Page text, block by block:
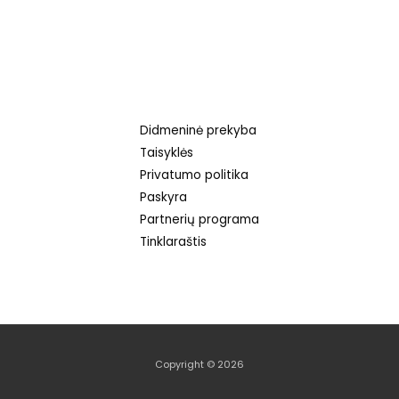
Didmeninė prekyba
Taisyklės
Privatumo politika
Paskyra
Partnerių programa
Tinklaraštis
Copyright © 2026